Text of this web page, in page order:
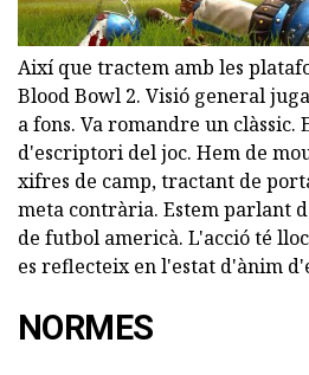
Així que tractem amb les
Blood Bowl 2. Visió general
a fons. Va romandre un clàssic.
d'escriptori del joc. Hem de
xifres de camp, tractant de
meta contrària. Estem parlant
de futbol americà. L'acció té
es reflecteix en l'estat d'ànim
NORMES